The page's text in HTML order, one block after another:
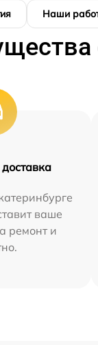
Наши
ваше
ремонт и